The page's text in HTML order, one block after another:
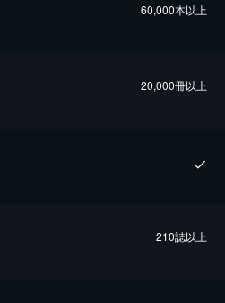
60,000本以上
20,000冊以上
210誌以上